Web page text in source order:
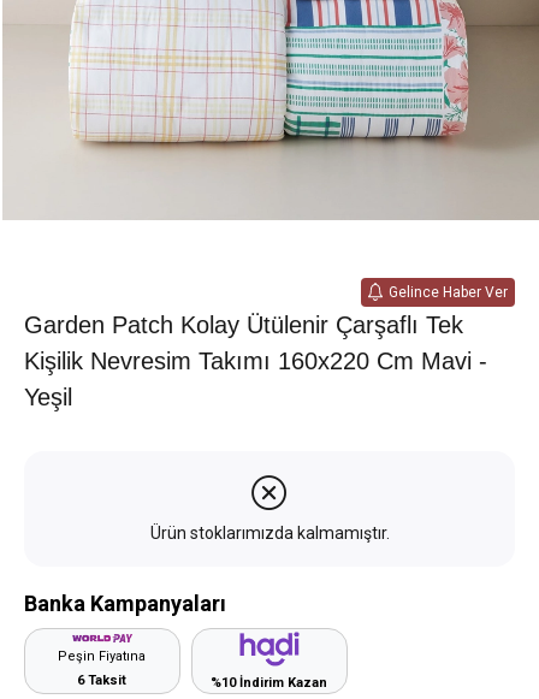
Gelince Haber Ver
Garden Patch Kolay Ütülenir Çarşaflı Tek
Kişilik Nevresim Takımı 160x220 Cm Mavi -
Yeşil
Ürün stoklarımızda kalmamıştır.
Banka Kampanyaları
Peşin Fiyatına
6 Taksit
%10 İndirim Kazan